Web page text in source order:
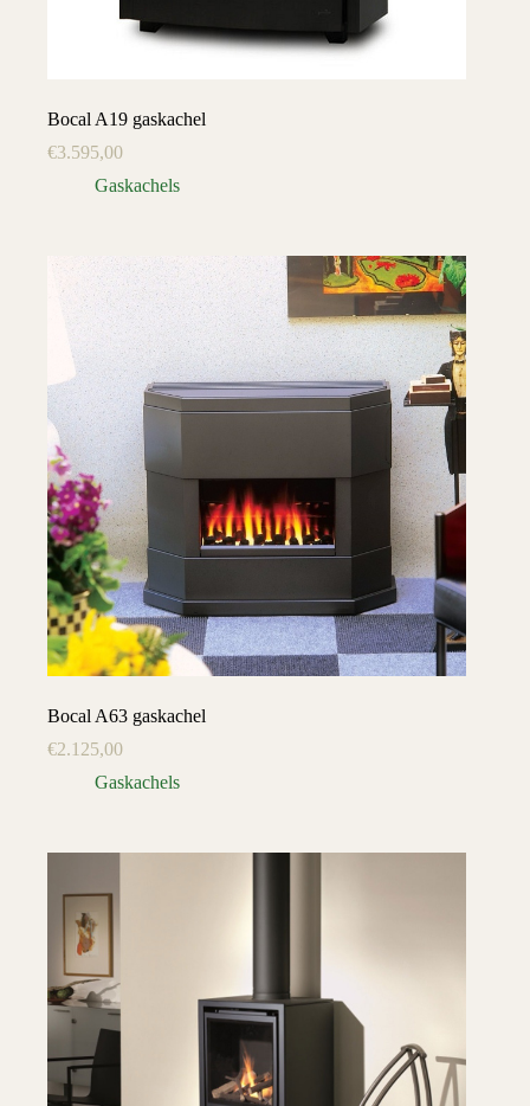
Bocal A19 gaskachel
€3.595,00
Gaskachels
Bocal A63 gaskachel
€2.125,00
Gaskachels